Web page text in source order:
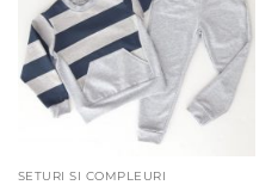
SETURI SI COMPLEURI